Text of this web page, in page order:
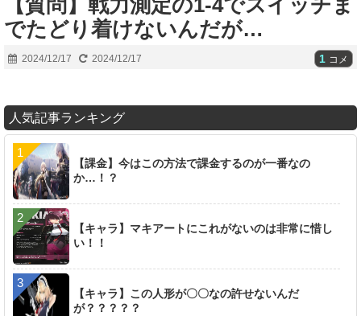
でたどり着けないんだが…
2024/12/17 2024/12/17 1 コメ
人気記事ランキング
【課金】今はこの方法で課金するのが一番なの
か…！？
【キャラ】マキアートにこれがないのは非常に惜し
い！！
【キャラ】この人形が〇〇なの許せないんだ
が？？？？？